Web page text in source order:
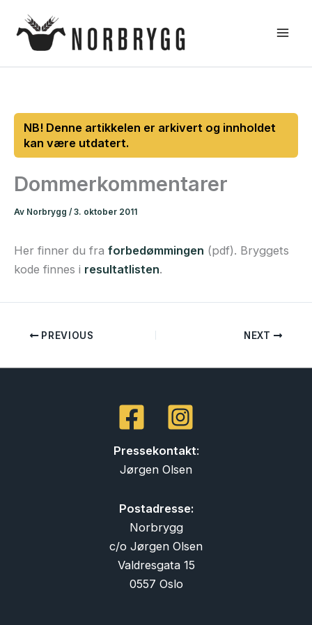
rett
Dommerkommentarer
Av Norbrygg / 3. oktober 2011
Her finner du fra forbedømmingen (pdf). Bryggets
kode finnes i resultatlisten.
PREVIOUS NEXT
Pressekontakt:
Jørgen Olsen
Postadresse:
Norbrygg
c/o Jørgen Olsen
Valdresgata 15
0557 Oslo